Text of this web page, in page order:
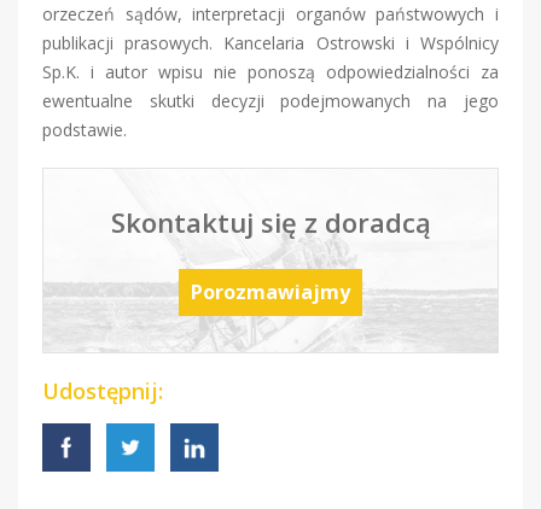
orzeczeń sądów, interpretacji organów państwowych i
publikacji prasowych. Kancelaria Ostrowski i Wspólnicy
Sp.K. i autor wpisu nie ponoszą odpowiedzialności za
ewentualne skutki decyzji podejmowanych na jego
podstawie.
Skontaktuj się z doradcą
Porozmawiajmy
Udostępnij: